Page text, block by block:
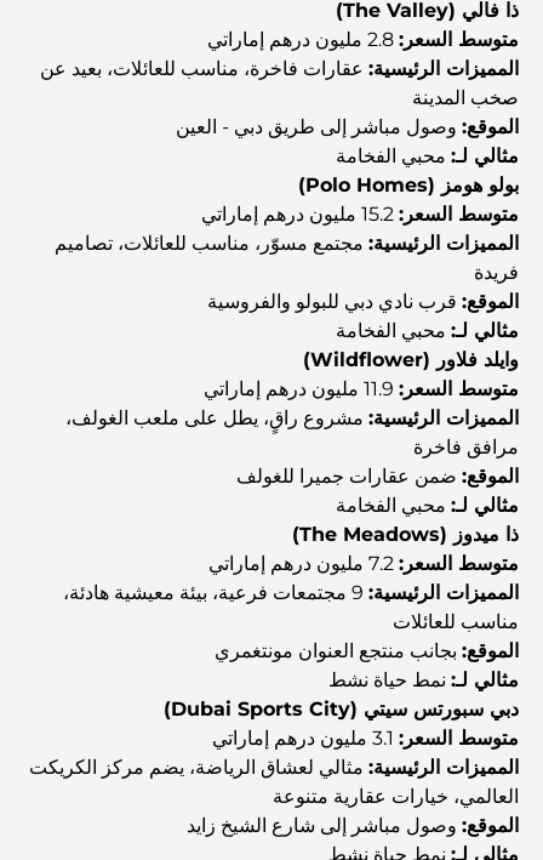
المستوى في دبي
صالات رياضية في مركز دبي المالي العالمي: حيث يلتقي اللياقة
البدنية بأسلوب حياة الأعمال
أندر سيارة في العالم: أساطير السيارات التي لا تُقدر بثمن
منصات التداول في الإمارات العربية المتحدة: دليل للمستثمرين
نادي شاطئ العائلة في دبي: حيث يلتقي المرح بالاسترخاء
أفضل مدارس البكالوريا الدولية في دبي: دليل شامل لأولياء
الأمور
المخطط الرئيسي لتلال دبي: رؤية للحياة المجتمعية العصرية
مطعم دار أوبرا دبي: حيث يلتقي الطعام الفاخر بالثقافة
أغلى ماركات البدلات التي تُعرّف مفهوم الخياطة الفاخرة
مطاعم شاطئ J1: وجهة دبي الجديدة لتناول الطعام الفاخر
ذا فالي (The Valley)
متوسط السعر:
المميزات الرئيسية: عقارات فاخرة، مناسب للعائلات، بعيد عن
صخب المدينة
الموقع: وصول مباشر إلى طريق دبي - العين
مثالي لـ: محبي الفخامة
بولو هومز (Polo Homes)
متوسط السعر:
المميزات الرئيسية: مجتمع مسوّر، مناسب للعائلات، تصاميم
فريدة
الموقع: قرب نادي دبي للبولو والفروسية
مثالي لـ: محبي الفخامة
وايلد فلاور (Wildflower)
متوسط السعر:
المميزات الرئيسية: مشروع راقٍ، يطل على ملعب الغولف،
مرافق فاخرة
الموقع: ضمن عقارات جميرا للغولف
مثالي لـ: محبي الفخامة
ذا ميدوز (The Meadows)
متوسط السعر:
المميزات الرئيسية:
9 مجتمعات فرعية، بيئة معيشية هادئة،
مناسب للعائلات
الموقع: بجانب منتجع العنوان مونتغمري
مثالي لـ: نمط حياة نشط
دبي سبورتس سيتي (Dubai Sports City)
متوسط السعر:
المميزات الرئيسية: مثالي لعشاق الرياضة، يضم مركز الكريكت
العالمي، خيارات عقارية متنوعة
الموقع: وصول مباشر إلى شارع الشيخ زايد
مثالي لـ: نمط حياة نشط